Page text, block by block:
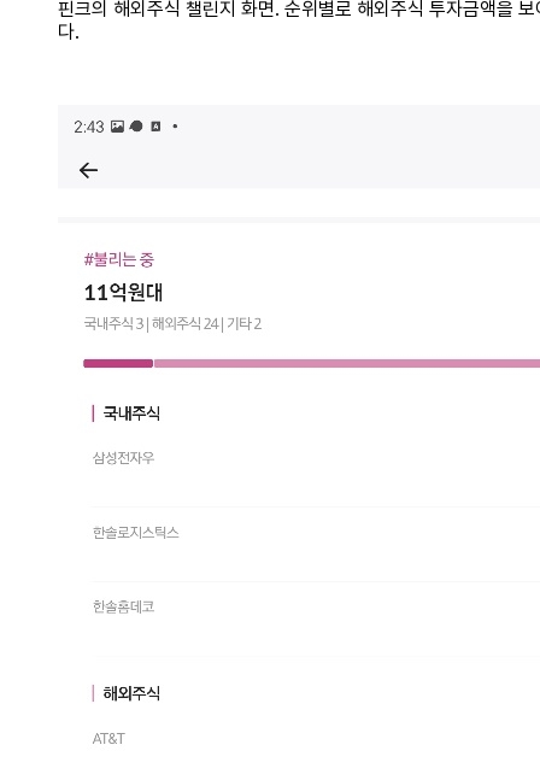
핀크의 해외주식 챌린지 화면. 순위별로 해외주식 투자금액을 보
다.